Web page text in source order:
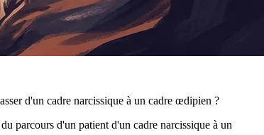
d'un cadre narcissique à un cadre œdipien ?
parcours d'un patient d'un cadre narcissique à un